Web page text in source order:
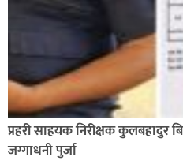
प्रहरी साहयक निरीक्षक कुलबहादुर
जग्गाधनी पुर्जा